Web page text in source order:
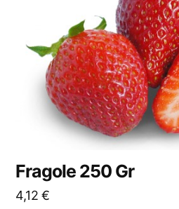
Fragole 250 Gr
4,12€